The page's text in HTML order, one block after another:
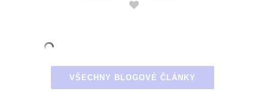
VŠECHNY BLOGOVÉ ČLÁNKY